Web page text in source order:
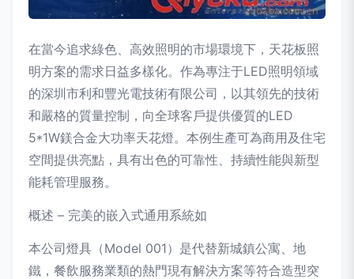
在當今追求綠色、高效照明的市場環境下，天花板照
明方案的需求日益多樣化。作為專注于LED照明領域
的深圳市利和豐光電技術有限公司，以其領先的技術
和嚴格的質量控制，向全球客戶提供優質的LED
5*1W鎂合金大功率天花燈。本例生產可為商用及住宅
空間提供亮點，具有出色的可靠性、持續性能與新型
能耗管理服務。
概述 – 完美的嵌入式通用系統如
本公司燈具（Model 001）是代替新城鎮公寓、地
鐵，餐飲服務業類的熱門現有解決方案等符合造型突